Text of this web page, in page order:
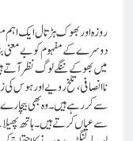
روزہ اور بھوک ہڑتال ایک اہم
دوسرے کے مفہوم کو بے معنی
میں بھوکے ننگے لوگ نظر آتے
ناانصافی، تلخ رویے اور ہوس کی
سے کر رہے ہیں۔ وہ بھی
سے عیاں کرتے ہیں۔ ہاتھ